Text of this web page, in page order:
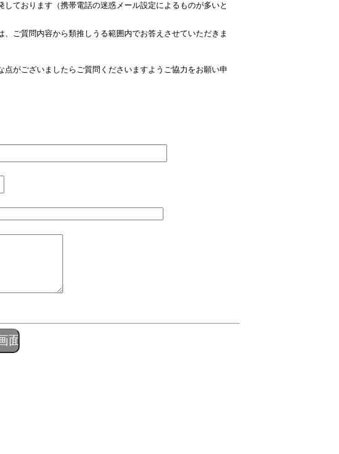
ております（携帯電話の迷惑メール設定によるものが多いと
ご質問内容から類推しうる範囲内でお答えさせていただきま
点がございましたらご質問くださいますようご協力をお願い申